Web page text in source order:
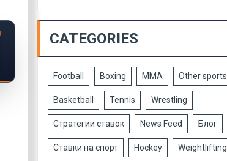
CATEGORIES
Football Boxing MMA Other sports
Basketball Tennis Wrestling
Стратегии ставок News Feed Блог
Ставки на спорт Hockey Weightlifting